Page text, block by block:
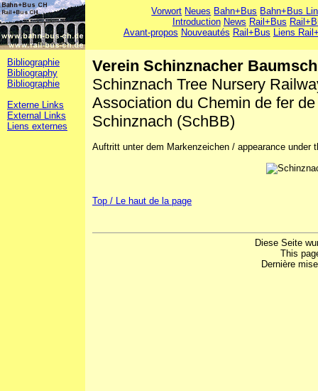
Vorwort Neues Bahn+Bus Bahn+Bus
Introduction News Rail+Bus
Avant-propos Nouveautés Rail+Bus Liens
Bibliographie
Bibliography
Bibliographie
Externe Links
External Links
Liens externes
Verein Schinznacher
Schinznach Tree Nursery
Association du Chemin de fer
Schinznach (SchBB)
Auftritt unter dem Markenzeichen / appearance
Top / Le haut de la page
Diese Seite
This
Dernière